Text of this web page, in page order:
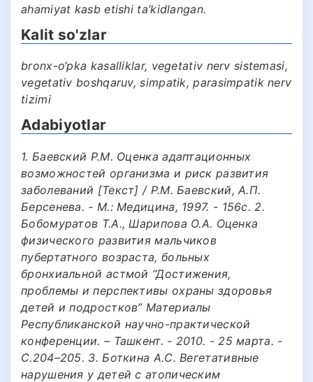
ahamiyat kasb etishi ta’kidlangan.
Kalit so'zlar
bronx-o‘pka kasalliklar, vegetativ nerv sistemasi,
vegetativ boshqaruv, simpatik, parasimpatik nerv
tizimi
Adabiyotlar
1. Баевский Р.М. Оценка адаптационных
возможностей организма и риск развития
заболеваний [Текст] / Р.М. Баевский, А.П.
Берсенева. - М.: Медицина, 1997. - 156с. 2.
Бобомуратов Т.А., Шарипова О.А. Оценка
физического развития мальчиков
пубертатного возраста, больных
бронхиальной астмой “Достижения,
проблемы и перспективы охраны здоровья
детей и подростков” Материалы
Республиканской научно-практической
конференции. – Ташкент. - 2010. - 25 марта. -
С.204–205. 3. Боткина А.С. Вегетативные
нарушения у детей с атопическим